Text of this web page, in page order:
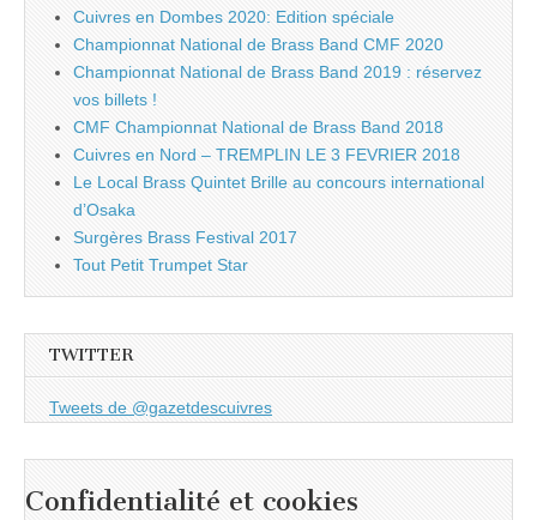
Cuivres en Dombes 2020: Edition spéciale
Championnat National de Brass Band CMF 2020
Championnat National de Brass Band 2019 : réservez
vos billets !
CMF Championnat National de Brass Band 2018
Cuivres en Nord – TREMPLIN LE 3 FEVRIER 2018
Le Local Brass Quintet Brille au concours international
d’Osaka
Surgères Brass Festival 2017
Tout Petit Trumpet Star
TWITTER
Tweets de @gazetdescuivres
Confidentialité et cookies